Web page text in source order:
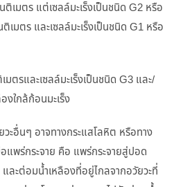
ติเมตร แต่เซลล์มะเร็งเป็นชนิด G2 หรือ
เมตร และเซลล์มะเร็งเป็นชนิด G1 หรือ
มตรและเซลล์มะเร็งเป็นชนิด G3 และ/
งใกล้ก้อนมะเร็ง
วะอื่นๆ อาจทางกระแสโลหิต หรือทาง
แพร่กระจาย คือ แพร่กระจายสู่ปอด
ะต่อมน้ำเหลืองที่อยู่ไกลจากอวัยวะที่